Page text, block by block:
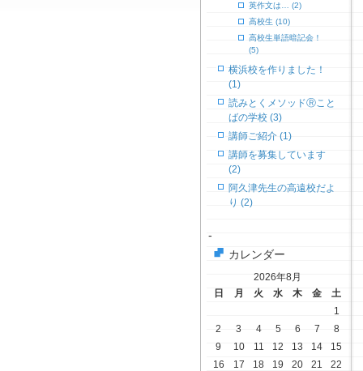
英作文は… (2)
高校生 (10)
高校生単語暗記会！
(5)
横浜校を作りました！
(1)
読みとくメソッドⓇこと
ばの学校 (3)
講師ご紹介 (1)
講師を募集しています
(2)
阿久津先生の高遠校だよ
り (2)
-
カレンダー
2026年8月
日
月 火 水 木 金
土
1
2
3 4 5 6 7
8
9
10 11 12 13 14
15
16
17 18 19 20 21 22